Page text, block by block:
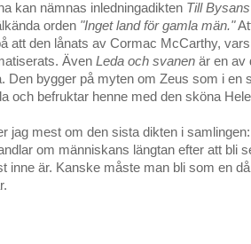
kan nämnas inledningadikten Till Bysans
orden "Inget land för gamla män."
att den lånats av Cormac McCarthy,
Även Leda och svanen är en av
Den bygger på myten om Zeus som i en
och befruktar henne med den sköna
jag mest om den sista dikten i
om människans längtan efter att bli
inne är. Kanske måste man bli som en